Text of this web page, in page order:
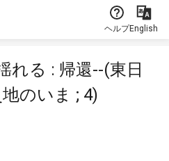
ヘルプEnglish
れる : 帰還--(東日
のいま ; 4)